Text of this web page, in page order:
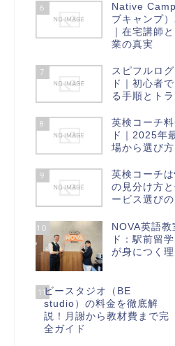
6
Native
ブキャンプ
｜在宅講師
業の真実
7
スピフルロ
ド｜初心者
る手順とト
8
英検コーチ
ド｜2025年
場から選び
9
英検コーチ
の見分け方
ービス選び
10
NOVA英語教
ド：駅前留
が身につく
11ビースタジオ（BE
studio）の料金を徹底解
説！月謝から教材費まで完
全ガイド